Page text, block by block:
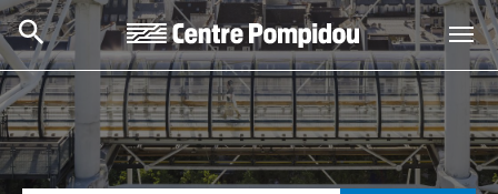
Skip to main content
Centre Pompidou